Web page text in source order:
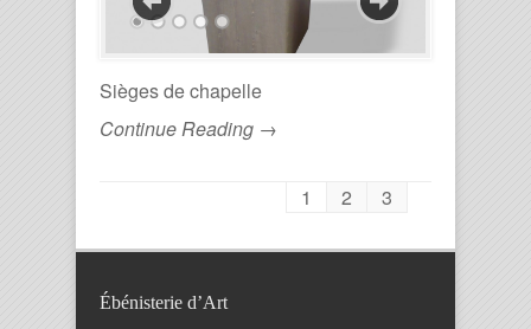
Sièges de chapelle
Continue Reading →
1 2 3
Ébénisterie d’Art